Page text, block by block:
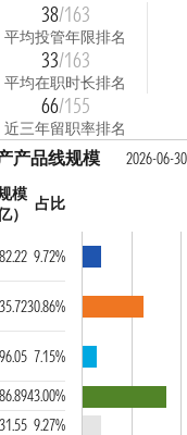
38/163
平均投管年限排名
33/163
平均在职时长排名
66/155
近三年留职率排名
产品线规模
2026-06-30
模
）
占比
9.72%
30.86%
7.15%
43.00%
9.27%